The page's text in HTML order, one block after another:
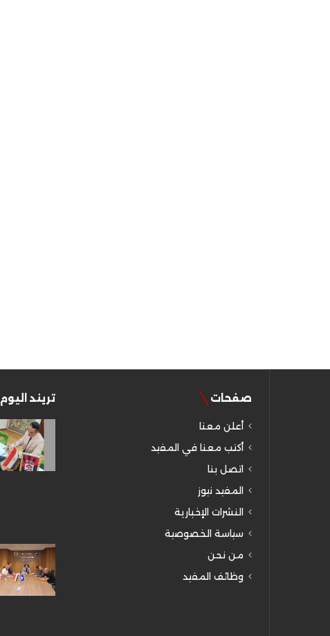
صفحات
أعلن معنا
أكتب معنا في المفيد
اتصل بنا
المفيد نيوز
النشرات الإخبارية
سياسة الخصوصية
من نحن
وظائف المفيد
تريند اليوم